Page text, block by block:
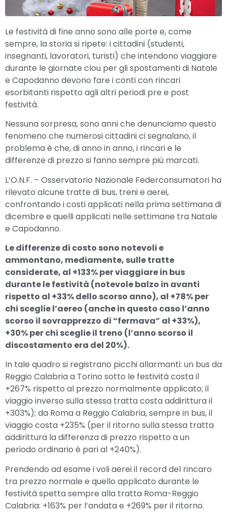
Le festività di fine anno sono alle porte e, come
sempre, la storia si ripete: i cittadini (studenti,
insegnanti, lavoratori, turisti) che intendono viaggiare
durante le giornate clou per gli spostamenti di Natale
e Capodanno devono fare i conti con rincari
esorbitanti rispetto agli altri periodi pre e post
festività.
Nessuna sorpresa, sono anni che denunciamo questo
fenomeno che numerosi cittadini ci segnalano, il
problema è che, di anno in anno, i rincari e le
differenze di prezzo si fanno sempre più marcati.
L’O.N.F. – Osservatorio Nazionale Federconsumatori ha
rilevato alcune tratte di bus, treni e aerei,
confrontando i costi applicati nella prima settimana di
dicembre e quelli applicati nelle settimane tra Natale
e Capodanno.
Le differenze di costo sono notevoli e
ammontano, mediamente, sulle tratte
considerate, al +133% per viaggiare in bus
durante le festività (notevole balzo in avanti
rispetto al +33% dello scorso anno), al +78% per
chi sceglie l’aereo (anche in questo caso l’anno
scorso il sovrapprezzo di “fermava” al +33%),
+30% per chi sceglie il treno (l’anno scorso il
discostamento era del 20%).
In tale quadro si registrano picchi allarmanti: un bus da
Reggio Calabria a Torino sotto le festività costa il
+267% rispetto al prezzo normalmente applicato; il
viaggio inverso sulla stessa tratta costa addirittura il
+303%); da Roma a Reggio Calabria, sempre in bus, il
viaggio costa +235% (per il ritorno sulla stessa tratta
addirittura la differenza di prezzo rispetto a un
periodo ordinario è pari al +240%).
Prendendo ad esame i voli aerei il record del rincaro
tra prezzo normale e quello applicato durante le
festività spetta sempre alla tratta Roma-Reggio
Calabria: +163% per l’andata e +269% per il ritorno.